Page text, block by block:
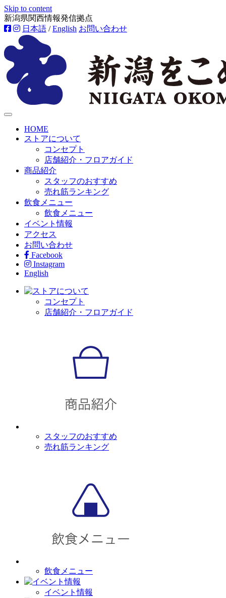
Skip to content
新潟県関西情報発信拠点
日本語 /English お問い合わせ
HOME
ストアについて
コンセプト
店舗紹介・フロアガイド
商品紹介
スタッフのおすすめ
売れ筋ランキング
飲食メニュー
飲食メニュー
イベント情報
アクセス
お問い合わせ
Facebook
Instagram
English
コンセプト
店舗紹介・フロアガイド
スタッフのおすすめ
売れ筋ランキング
飲食メニュー
イベント情報